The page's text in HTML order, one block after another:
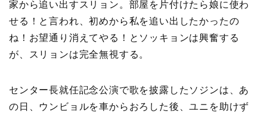
家から追い出すスリョン。部屋を片付けたら娘に使わ
せる！と言われ、初めから私を追い出したかったの
ね！お望通り消えてやる！とソッキョンは興奮する
が、スリョンは完全無視する。
センター長就任記念公演で歌を披露したソジンは、あ
の日、ウンビョルを車からおろした後、ユニを助けず